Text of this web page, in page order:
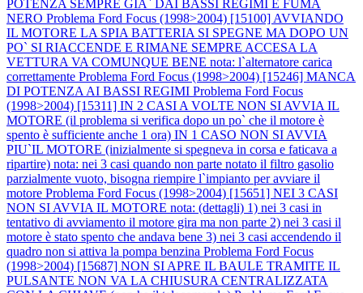
POTENZA SEMPRE GIA` DAI BASSI REGIMI E FUMA
NERO Problema Ford Focus (1998>2004) [15100] AVVIANDO
IL MOTORE LA SPIA BATTERIA SI SPEGNE MA DOPO UN
PO` SI RIACCENDE E RIMANE SEMPRE ACCESA LA
VETTURA VA COMUNQUE BENE nota: l`alternatore carica
correttamente Problema Ford Focus (1998>2004) [15246] MANCA
DI POTENZA AI BASSI REGIMI Problema Ford Focus
(1998>2004) [15311] IN 2 CASI A VOLTE NON SI AVVIA IL
MOTORE (il problema si verifica dopo un po` che il motore è
spento è sufficiente anche 1 ora) IN 1 CASO NON SI AVVIA
PIU`IL MOTORE (inizialmente si spegneva in corsa e faticava a
ripartire) nota: nei 3 casi quando non parte notato il filtro gasolio
parzialmente vuoto, bisogna riempire l`impianto per avviare il
motore Problema Ford Focus (1998>2004) [15651] NEI 3 CASI
NON SI AVVIA IL MOTORE nota: (dettagli) 1) nei 3 casi in
tentativo di avviamento il motore gira ma non parte 2) nei 3 casi il
motore è stato spento che andava bene 3) nei 3 casi accendendo il
quadro non si attiva la pompa benzina Problema Ford Focus
(1998>2004) [15687] NON SI APRE IL BAULE TRAMITE IL
PULSANTE NON VA LA CHIUSURA CENTRALIZZATA